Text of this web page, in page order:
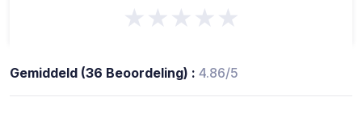
★★★★★
Gemiddeld (36 Beoordeling) : 4.86/5